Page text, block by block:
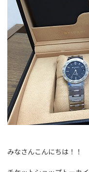
みなさんこんにちは！！